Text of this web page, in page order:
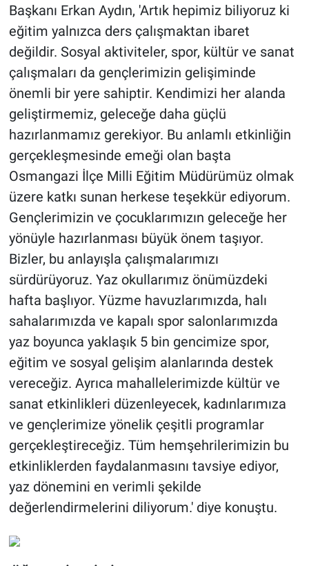
Başkanı Erkan Aydın, 'Artık hepimiz biliyoruz ki
eğitim yalnızca ders çalışmaktan ibaret
değildir. Sosyal aktiviteler, spor, kültür ve sanat
çalışmaları da gençlerimizin gelişiminde
önemli bir yere sahiptir. Kendimizi her alanda
geliştirmemiz, geleceğe daha güçlü
hazırlanmamız gerekiyor. Bu anlamlı etkinliğin
gerçekleşmesinde emeği olan başta
Osmangazi İlçe Milli Eğitim Müdürümüz olmak
üzere katkı sunan herkese teşekkür ediyorum.
Gençlerimizin ve çocuklarımızın geleceğe her
yönüyle hazırlanması büyük önem taşıyor.
Bizler, bu anlayışla çalışmalarımızı
sürdürüyoruz. Yaz okullarımız önümüzdeki
hafta başlıyor. Yüzme havuzlarımızda, halı
sahalarımızda ve kapalı spor salonlarımızda
yaz boyunca yaklaşık 5 bin gencimize spor,
eğitim ve sosyal gelişim alanlarında destek
vereceğiz. Ayrıca mahallelerimizde kültür ve
sanat etkinlikleri düzenleyecek, kadınlarımıza
ve gençlerimize yönelik çeşitli programlar
gerçekleştireceğiz. Tüm hemşehrilerimizin bu
etkinliklerden faydalanmasını tavsiye ediyor,
yaz dönemini en verimli şekilde
değerlendirmelerini diliyorum.' diye konuştu.